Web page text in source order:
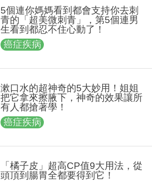
5個連你媽媽看到都會支持你去刺
青的「超美微刺青」，第5個連男
生看到都忍不住心動了！
癌症疾病
漱口水的超神奇的5大妙用！姐姐
把它拿來擦腋下，神奇的效果讓所
有人都搶著學！
癌症疾病
「橘子皮」超高CP值9大用法，從
頭頂到腸胃全都要得到它！